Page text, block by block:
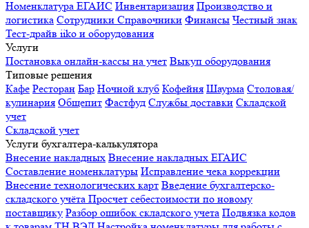
Номенклатура ЕГАИС Инвентаризация Производство и
логистика Сотрудники Справочники Финансы Честный знак
Тест-драйв iiko и оборудования
Услуги
Постановка онлайн-кассы на учет Выкуп оборудования
Типовые решения
Кафе Ресторан Бар Ночной клуб Кофейня Шаурма Столовая/
кулинария Общепит Фастфуд Службы доставки Складской
учет
Складской учет
Услуги бухгалтера-калькулятора
Внесение накладных Внесение накладных ЕГАИС
Составление номенклатуры Исправление чека коррекции
Внесение технологических карт Введение бухгалтерско-
складского учёта Просчет себестоимости по новому
поставщику Разбор ошибок складского учета Подвязка кодов